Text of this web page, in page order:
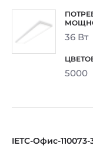
36 Вт
5000
IETC-Офис-